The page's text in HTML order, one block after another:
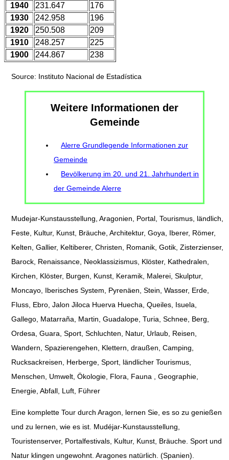
1940
231.647
176
1930
242.958
196
1920
250.508
209
1910
248.257
225
1900
244.867 238
Source: Instituto Nacional de Estadística
Weitere Informationen der
Gemeinde
Alerre Grundlegende Informationen zur
Gemeinde
Bevölkerung im 20. und 21. Jahrhundert in
der Gemeinde Alerre
Mudejar-Kunstausstellung, Aragonien, Portal, Tourismus, ländlich,
Feste, Kultur, Kunst, Bräuche, Architektur, Goya, Iberer, Römer,
Kelten, Gallier, Keltiberer, Christen, Romanik, Gotik, Zisterzienser,
Barock, Renaissance, Neoklassizismus, Klöster, Kathedralen,
Kirchen, Klöster, Burgen, Kunst, Keramik, Malerei, Skulptur,
Moncayo, Iberisches System, Pyrenäen, Stein, Wasser, Erde,
Fluss, Ebro, Jalon Jiloca Huerva Huecha, Queiles, Isuela,
Gallego, Matarraña, Martin, Guadalope, Turia, Schnee, Berg,
Ordesa, Guara, Sport, Schluchten, Natur, Urlaub, Reisen,
Wandern, Spazierengehen, Klettern, draußen, Camping,
Rucksackreisen, Herberge, Sport, ländlicher Tourismus,
Menschen, Umwelt, Ökologie, Flora, Fauna , Geographie,
Energie, Abfall, Luft, Führer
Eine komplette Tour durch Aragon, lernen Sie, es so zu genießen
und zu lernen, wie es ist. Mudéjar-Kunstausstellung,
Touristenserver, Portalfestivals, Kultur, Kunst, Bräuche. Sport und
Natur klingen ungewohnt. Aragones natürlich. (Spanien).